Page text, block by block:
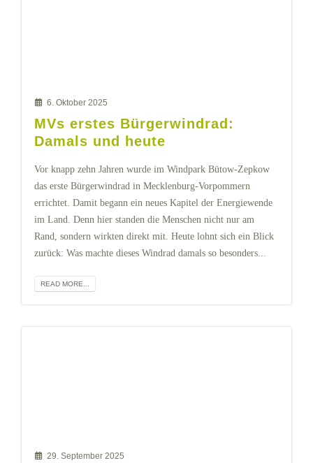
6. Oktober 2025
MVs erstes Bürgerwindrad:
Damals und heute
Vor knapp zehn Jahren wurde im Windpark Bütow-Zepkow
das erste Bürgerwindrad in Mecklenburg-Vorpommern
errichtet. Damit begann ein neues Kapitel der Energiewende
im Land. Denn hier standen die Menschen nicht nur am
Rand, sondern wirkten direkt mit. Heute lohnt sich ein Blick
zurück: Was machte dieses Windrad damals so besonders...
READ MORE...
29. September 2025